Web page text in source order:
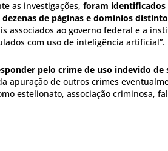
as investigações, foram identificados
de páginas e domínios
associados ao governo federal e a
com uso de inteligência artificial”.
pelo crime de uso indevido de
apuração de outros crimes
estelionato, associação criminosa,